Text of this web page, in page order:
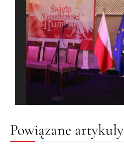
Powiązane artykuły